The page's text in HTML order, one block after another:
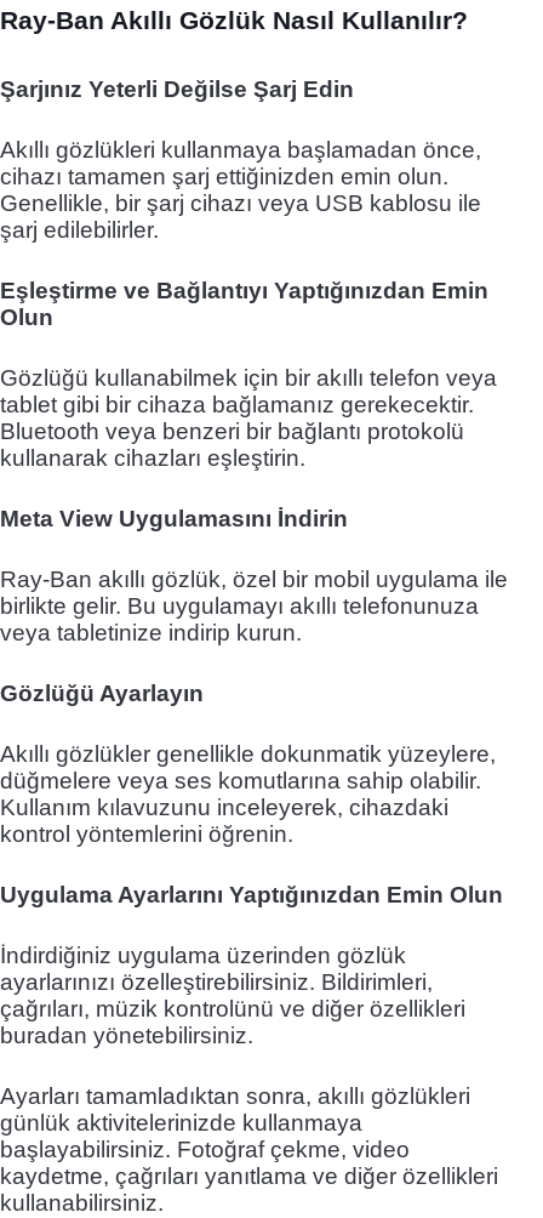
Ray-Ban Akıllı Gözlük Nasıl Kullanılır?
Şarjınız Yeterli Değilse Şarj Edin
Akıllı gözlükleri kullanmaya başlamadan önce,
cihazı tamamen şarj ettiğinizden emin olun.
Genellikle, bir şarj cihazı veya USB kablosu ile
şarj edilebilirler.
Eşleştirme ve Bağlantıyı Yaptığınızdan Emin
Olun
Gözlüğü kullanabilmek için bir akıllı telefon veya
tablet gibi bir cihaza bağlamanız gerekecektir.
Bluetooth veya benzeri bir bağlantı protokolü
kullanarak cihazları eşleştirin.
Meta View Uygulamasını İndirin
Ray-Ban akıllı gözlük, özel bir mobil uygulama ile
birlikte gelir. Bu uygulamayı akıllı telefonunuza
veya tabletinize indirip kurun.
Gözlüğü Ayarlayın
Akıllı gözlükler genellikle dokunmatik yüzeylere,
düğmelere veya ses komutlarına sahip olabilir.
Kullanım kılavuzunu inceleyerek, cihazdaki
kontrol yöntemlerini öğrenin.
Uygulama Ayarlarını Yaptığınızdan Emin Olun
İndirdiğiniz uygulama üzerinden gözlük
ayarlarınızı özelleştirebilirsiniz. Bildirimleri,
çağrıları, müzik kontrolünü ve diğer özellikleri
buradan yönetebilirsiniz.
Ayarları tamamladıktan sonra, akıllı gözlükleri
günlük aktivitelerinizde kullanmaya
başlayabilirsiniz. Fotoğraf çekme, video
kaydetme, çağrıları yanıtlama ve diğer özellikleri
kullanabilirsiniz.